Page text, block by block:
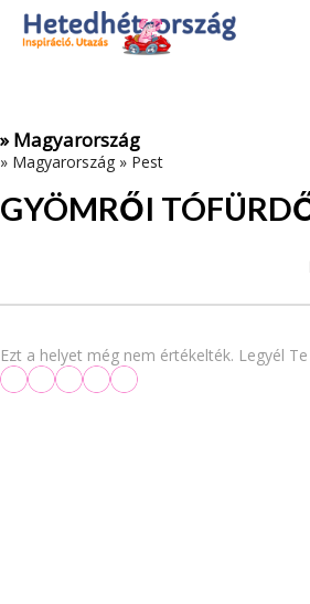
Az oldal sütiket (cookies) használ.
Adatvédelmi tájékoztató
» Magyarország
» Magyarország » Pest
GYÖMRŐI
Ezt a helyet még nem értékelték. Legyél Te